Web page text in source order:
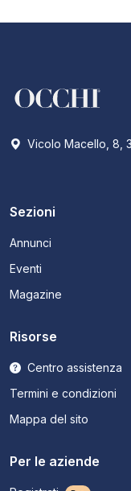
Vicolo Macello, 8,
Sezioni
Annunci
Eventi
Magazine
Risorse
Centro assistenza
Termini e condizioni
Mappa del sito
Per le aziende